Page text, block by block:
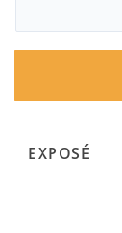
EXPOSÉ